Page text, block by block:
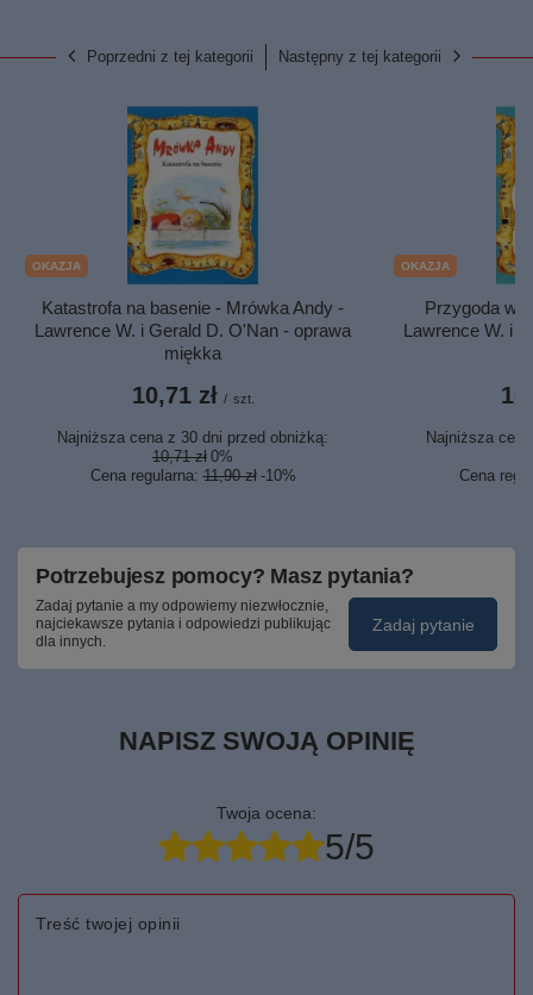
Poprzedni z tej kategorii Następny z tej kategorii
OKAZJA
Katastrofa na basenie - Mrówka Andy -
Lawrence W. i Gerald D. O'Nan - oprawa
miękka
10,71 zł / szt.
Najniższa cena z 30 dni przed obniżką:
10,71 zł 0%
Cena regularna:11,90 zł -10%
OKAZJA
Przygoda w
Lawrence W. i
Najniższa
Cena
Potrzebujesz pomocy? Masz pytania?
Zadaj pytanie a my odpowiemy niezwłocznie,
najciekawsze pytania i odpowiedzi publikując
dla innych.
Zadaj pytanie
NAPISZ SWOJĄ OPINIĘ
Twoja ocena:
5/5
Treść twojej opinii